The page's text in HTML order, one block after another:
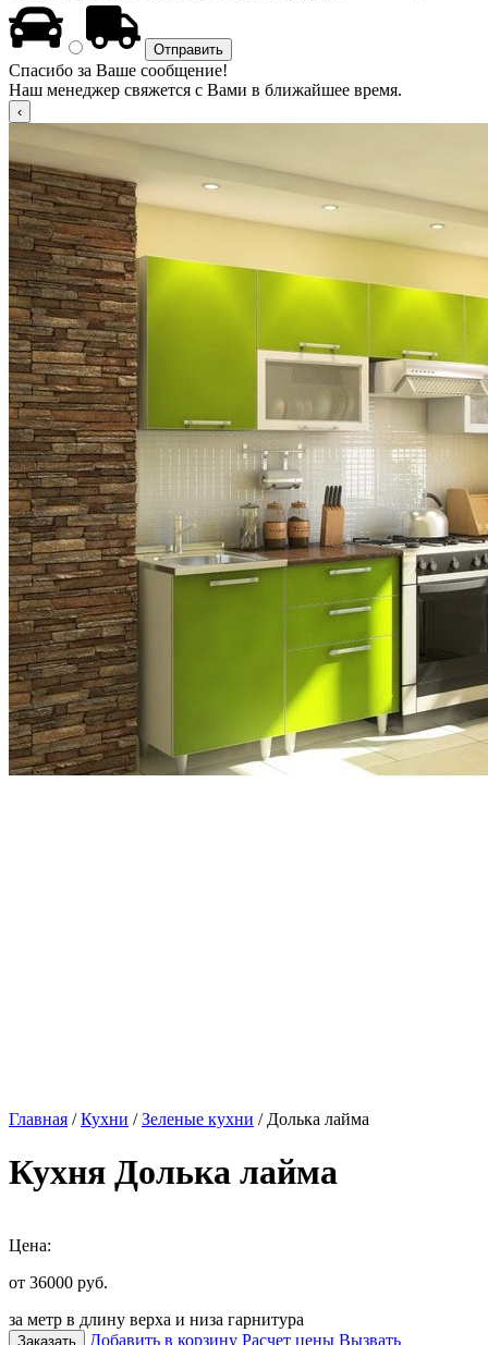
Спасибо за Ваше сообщение!
Наш менеджер свяжется с Вами в ближайшее время.
Главная /Кухни /Зеленые кухни / Долька лайма
Кухня Долька лайма
Цена:
от 36000 руб.
за метр в длину верха и низа гарнитура
Заказать Добавить в корзину Расчет цены Вызвать